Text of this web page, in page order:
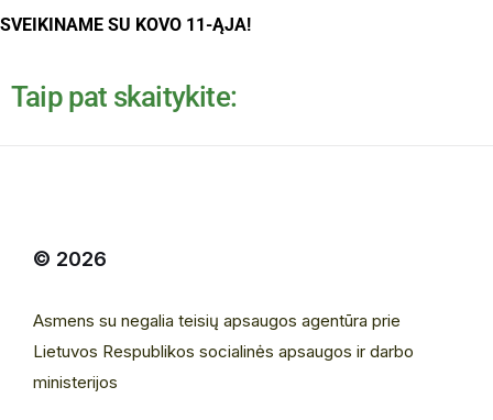
SVEIKINAME SU KOVO 11-ĄJA!
Taip pat skaitykite:
© 2026
Asmens su negalia teisių apsaugos agentūra prie
Lietuvos Respublikos socialinės apsaugos ir darbo
ministerijos